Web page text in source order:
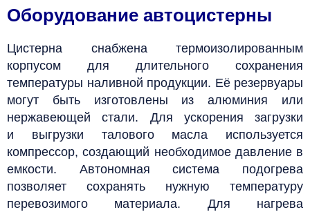
Оборудование автоцистерны
Цистерна снабжена термоизолированным
корпусом для длительного сохранения
температуры наливной продукции. Её резервуары
могут быть изготовлены из алюминия или
нержавеющей стали. Для ускорения загрузки
и выгрузки талового масла используется
компрессор, создающий необходимое давление в
емкости. Автономная система подогрева
позволяет сохранять нужную температуру
перевозимого материала. Для нагрева